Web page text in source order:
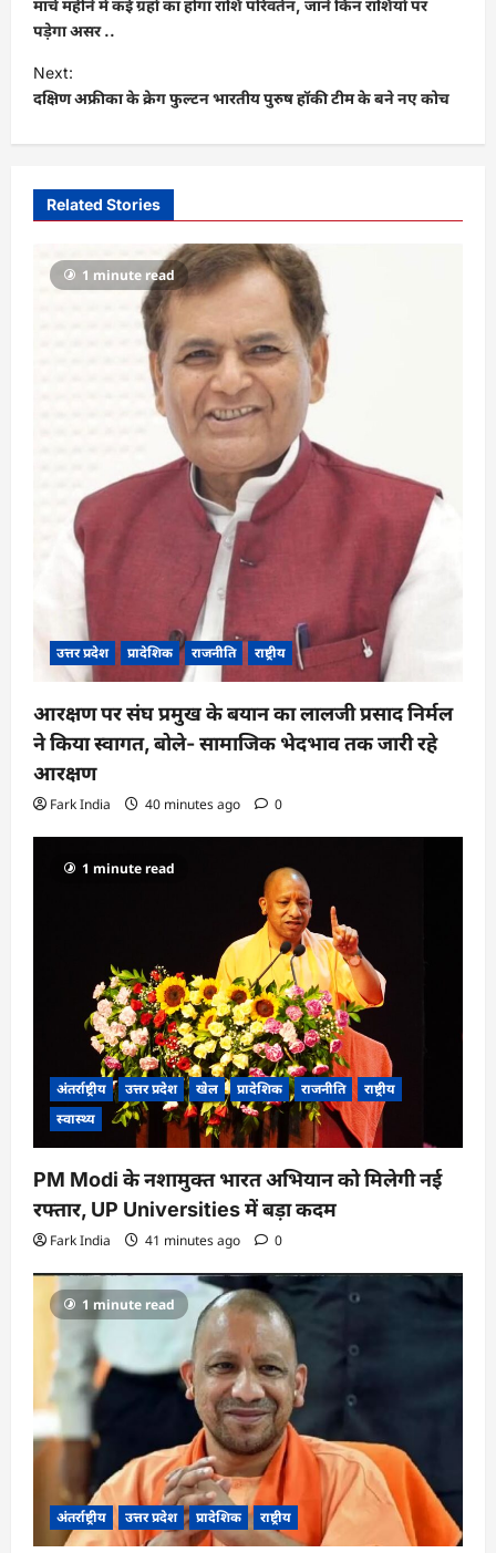
s
t
n
a
मार्च महीने में कई ग्रहों का होगा राशि परिवर्तन, जानें किन राशियों पर
पड़ेगा असर ..
Next:
दक्षिण अफ्रीका के क्रेग फुल्टन भारतीय पुरुष हॉकी टीम के बने नए कोच
Related Stories
1 minute read
उत्तर प्रदेश प्रादेशिक राजनीति राष्ट्रीय
आरक्षण पर संघ प्रमुख के बयान का लालजी प्रसाद निर्मल
ने किया स्वागत, बोले- सामाजिक भेदभाव तक जारी रहे
आरक्षण
Fark India 40 minutes ago 0
1 minute read
अंतर्राष्ट्रीय उत्तर प्रदेश खेल प्रादेशिक राजनीति
राष्ट्रीय
स्वास्थ्य
PM Modi के नशामुक्त भारत अभियान को मिलेगी नई
रफ्तार, UP Universities में बड़ा कदम
Fark India 41 minutes ago 0
1 minute read
अंतर्राष्ट्रीय उत्तर प्रदेश प्रादेशिक राष्ट्रीय